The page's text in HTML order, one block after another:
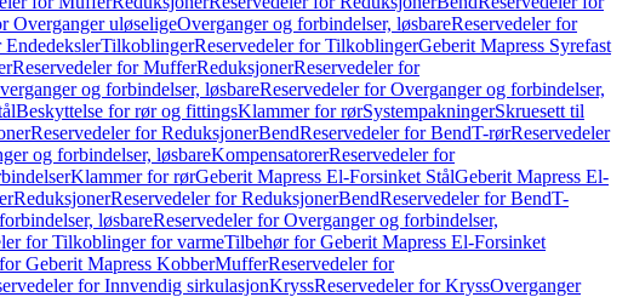
Overganger uløseligeOverganger og forbindelser, løsbareReservedeler for
EndedekslerTilkoblingerReservedeler for TilkoblingerGeberit Mapress Syrefast
Reservedeler for MufferReduksjonerReservedeler for
og forbindelser, løsbareReservedeler for Overganger og forbindelser,
Beskyttelse for rør og fittingsKlammer for rørSystempakningerSkruesett til
Reservedeler for ReduksjonerBendReservedeler for BendT-rørReservedeler
og forbindelser, løsbareKompensatorerReservedeler for
Klammer for rørGeberit Mapress El-Forsinket StålGeberit Mapress El-
ReduksjonerReservedeler for ReduksjonerBendReservedeler for BendT-
løsbareReservedeler for Overganger og forbindelser,
for Tilkoblinger for varmeTilbehør for Geberit Mapress El-Forsinket
Geberit Mapress KobberMufferReservedeler for
for Innvendig sirkulasjonKryssReservedeler for KryssOverganger